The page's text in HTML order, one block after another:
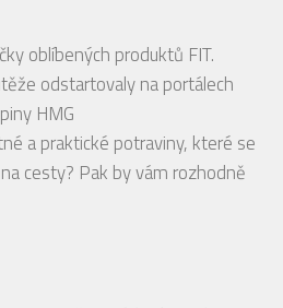
oblíbených produktů FIT.
odstartovaly na portálech
HMG
a praktické potraviny, které se
cesty? Pak by vám rozhodně